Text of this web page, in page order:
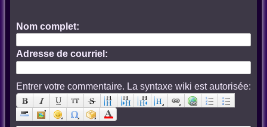
Nom complet:
Adresse de courriel:
Entrer votre commentaire. La syntaxe wiki est autorisée: